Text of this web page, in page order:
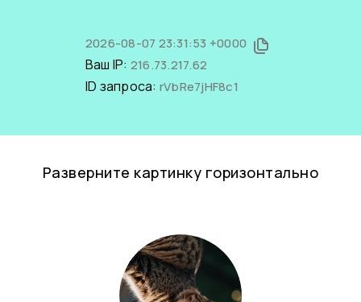
2026-08-07 23:31:53 +0000
Ваш IP: 216.73.217.62
ID запроса: rVbRe7jHF8c1
Разверните картинку горизонтально